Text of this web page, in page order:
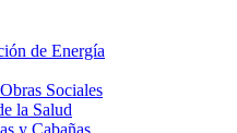
de Energía
Sociales
la Salud
y Cabañas